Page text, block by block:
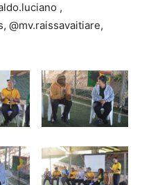
,
@mv.raissavaitiare,